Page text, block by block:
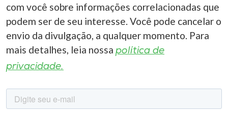
com você sobre informações correlacionadas que
podem ser de seu interesse. Você pode cancelar o
envio da divulgação, a qualquer momento. Para
mais detalhes, leia nossa política de
privacidade.